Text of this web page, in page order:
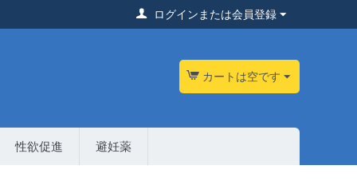
ログインまたは会員登録
カートは空です
性欲促進 避妊薬